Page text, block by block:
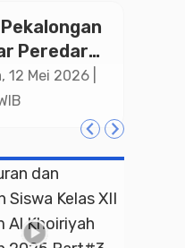
Peredaran
Obat
di
12 Mei 2026 |